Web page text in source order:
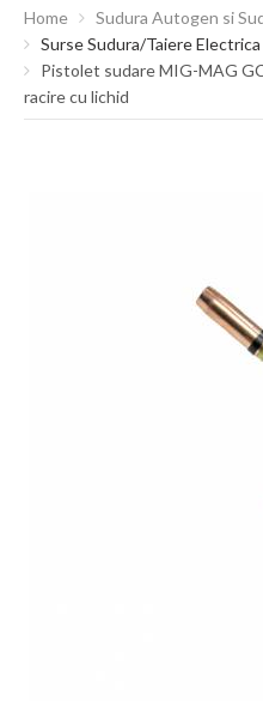
Home
Sudura Autogen si
Surse Sudura/Taiere
Pistolet sudare MIG-MAG
racire cu lichid